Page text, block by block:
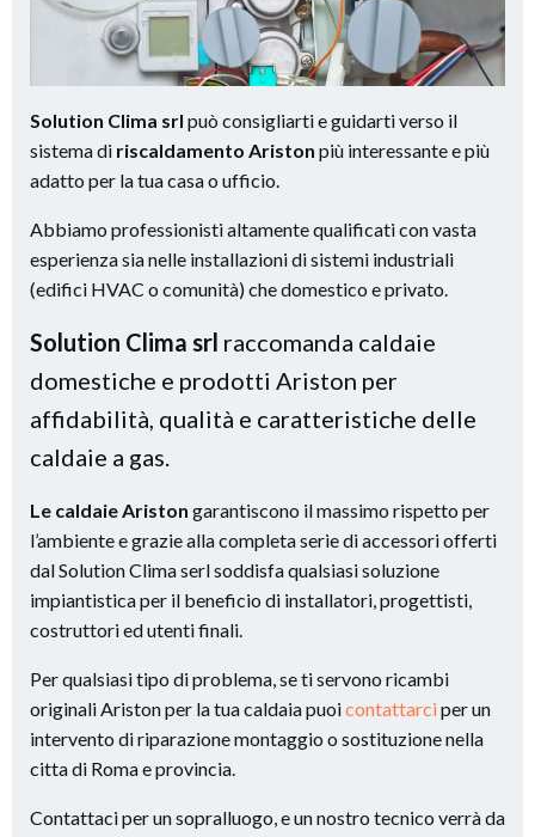
Solution Clima srl può consigliarti e guidarti verso il
sistema di riscaldamento Ariston più interessante e più
adatto per la tua casa o ufficio.
Abbiamo professionisti altamente qualificati con vasta
esperienza sia nelle installazioni di sistemi industriali
(edifici HVAC o comunità) che domestico e privato.
Solution Clima srl raccomanda caldaie
domestiche e prodotti Ariston per
affidabilità, qualità e caratteristiche delle
caldaie a gas.
Le caldaie Ariston garantiscono il massimo rispetto per
l’ambiente e grazie alla completa serie di accessori offerti
dal Solution Clima serl soddisfa qualsiasi soluzione
impiantistica per il beneficio di installatori, progettisti,
costruttori ed utenti finali.
Per qualsiasi tipo di problema, se ti servono ricambi
originali Ariston per la tua caldaia puoicontattarciper un
intervento di riparazione montaggio o sostituzione nella
citta di Roma e provincia.
Contattaci per un sopralluogo, e un nostro tecnico verrà da